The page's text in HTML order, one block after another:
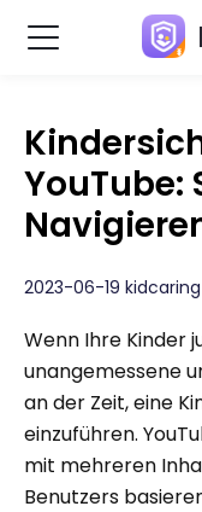
YouTube:
2023-06-19 kidcaring
Wenn Ihre Kinder
unangemessene
an der Zeit, eine
einzuführen.
mit mehreren
Benutzers